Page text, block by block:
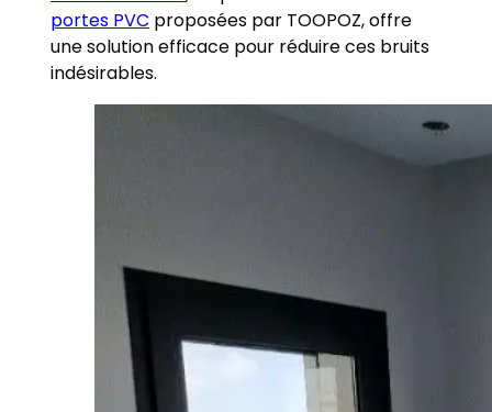
portes PVC proposées par TOOPOZ, offre
une solution efficace pour réduire ces bruits
indésirables.